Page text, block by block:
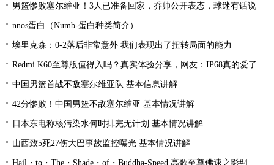
男篮惨败塞尔维亚！3人已准备回家，乔帅公开表态，球迷有话说
nnos蛋白（Numb-蛋白种类简介）
埃里克森：0-2落后非常意外 我们表现出了扭转局面的能力
Redmi K60至尊版值得入吗？真实体验分享，网友：IP68真的爱了
中国男篮首战不敌塞尔维亚队 基本信息讲解
42分惨败！中国男篮不敌塞尔维亚 基本情况讲解
日本东电称核污染水何时排完无计划 基本情况讲解
山西致5死27伤大巴事故监控曝光 基本情况讲解
Hail・to・The・Shade・of・Buddha-Speed 高歌至尊佛速之影#4